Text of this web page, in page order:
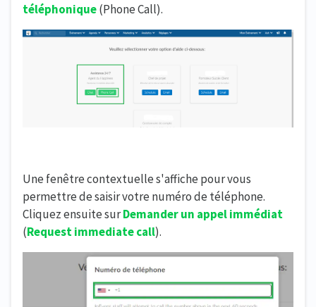
téléphonique(Phone Call).
Une fenêtre contextuelle s'affiche pour vous
permettre de saisir votre numéro de téléphone.
Cliquez ensuite surDemander un appel immédiat
(Request immediate call).